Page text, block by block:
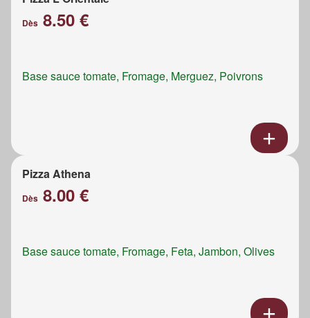
Dès 8.50 €
Base sauce tomate, Fromage, Merguez, Poivrons
Pizza Athena
Dès 8.00 €
Base sauce tomate, Fromage, Feta, Jambon, Olives